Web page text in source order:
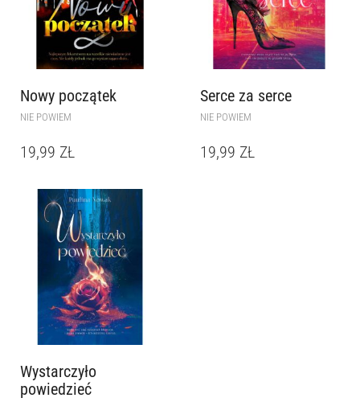
Nowy początek
NIE POWIEM
19,99 ZŁ
Serce za serce
NIE POWIEM
19,99 ZŁ
Wystarczyło
powiedzieć